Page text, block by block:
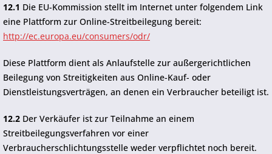
12.1 Die EU-Kommission stellt im Internet unter folgendem Link
eine Plattform zur Online-Streitbeilegung bereit:
http://ec.europa.eu/consumers/odr/
Diese Plattform dient als Anlaufstelle zur außergerichtlichen
Beilegung von Streitigkeiten aus Online-Kauf- oder
Dienstleistungsverträgen, an denen ein Verbraucher beteiligt ist.
12.2 Der Verkäufer ist zur Teilnahme an einem
Streitbeilegungsverfahren vor einer
Verbraucherschlichtungsstelle weder verpflichtet noch bereit.